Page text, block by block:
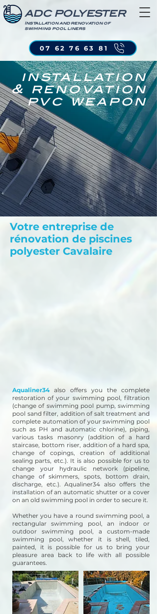
ADC POLYESTER
Installation and renovation of
swimming pool liners
07 62 76 63 81
installation
& renovation
pvc weapon
Votre entreprise de
rénovation de piscines
polyester Cavalaire
Aqualiner34also offers you the complete
restoration of your swimming pool, filtration
(change of swimming pool pump, swimming
pool sand filter, addition of salt treatment and
complete automation of your swimming pool
such as PH and automatic chlorine), piping,
various tasks masonry (addition of a hard
staircase, bottom riser, addition of a hard spa,
change of copings, creation of additional
sealing parts, etc.). It is also possible for us to
change your hydraulic network (pipeline,
change of skimmers, spots, bottom drain,
discharge, etc.). Aqualiner34 also offers the
installation of an automatic shutter or a cover
on an old swimming pool in order to secure it.
Whether you have a round swimming pool, a
rectangular swimming pool, an indoor or
outdoor swimming pool, a custom-made
swimming pool, whether it is shell, tiled,
painted, it is possible for us to bring your
pleasure area back to life with all possible
guarantees.